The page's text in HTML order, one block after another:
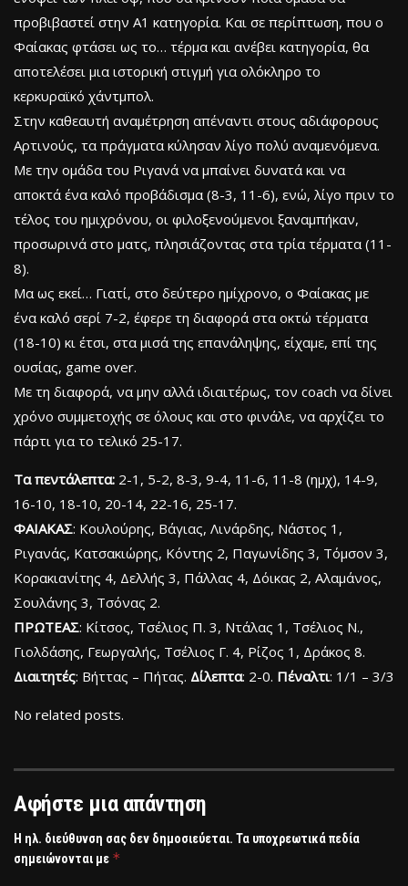
προβιβαστεί στην Α1 κατηγορία. Και σε περίπτωση, που ο
Φαίακας φτάσει ως το… τέρμα και ανέβει κατηγορία, θα
αποτελέσει μια ιστορική στιγμή για ολόκληρο το
κερκυραϊκό χάντμπολ.
Στην καθεαυτή αναμέτρηση απέναντι στους αδιάφορους
Αρτινούς, τα πράγματα κύλησαν λίγο πολύ αναμενόμενα.
Με την ομάδα του Ριγανά να μπαίνει δυνατά και να
αποκτά ένα καλό προβάδισμα (8-3, 11-6), ενώ, λίγο πριν το
τέλος του ημιχρόνου, οι φιλοξενούμενοι ξαναμπήκαν,
προσωρινά στο ματς, πλησιάζοντας στα τρία τέρματα (11-
8).
Μα ως εκεί… Γιατί, στο δεύτερο ημίχρονο, ο Φαίακας με
ένα καλό σερί 7-2, έφερε τη διαφορά στα οκτώ τέρματα
(18-10) κι έτσι, στα μισά της επανάληψης, είχαμε, επί της
ουσίας, game over.
Με τη διαφορά, να μην αλλά ιδιαιτέρως, τον coach να δίνει
χρόνο συμμετοχής σε όλους και στο φινάλε, να αρχίζει το
πάρτι για το τελικό 25-17.
Τα πεντάλεπτα: 2-1, 5-2, 8-3, 9-4, 11-6, 11-8 (ημχ), 14-9,
16-10, 18-10, 20-14, 22-16, 25-17.
ΦΑΙΑΚΑΣ: Κουλούρης, Βάγιας, Λινάρδης, Νάστος 1,
Ριγανάς, Κατσακιώρης, Κόντης 2, Παγωνίδης 3, Τόμσον 3,
Κορακιανίτης 4, Δελλής 3, Πάλλας 4, Δόικας 2, Αλαμάνος,
Σουλάνης 3, Τσόνας 2.
ΠΡΩΤΕΑΣ: Κίτσος, Τσέλιος Π. 3, Ντάλας 1, Τσέλιος Ν.,
Γιολδάσης, Γεωργαλής, Τσέλιος Γ. 4, Ρίζος 1, Δράκος 8.
Διαιτητές: Βήττας – Πήτας. Δίλεπτα: 2-0. Πέναλτι: 1/1 – 3/3
No related posts.
Αφήστε μια απάντηση
Η ηλ. διεύθυνση σας δεν δημοσιεύεται. Τα υποχρεωτικά πεδία
σημειώνονται με *